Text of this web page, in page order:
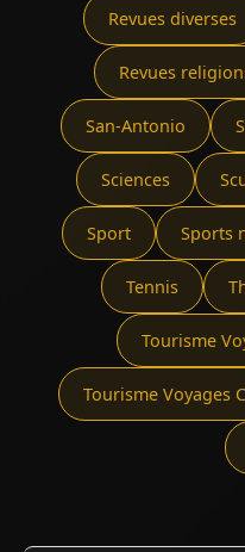
Revues diverses
Revues
San-Antonio
Sciences
Sport Sports
Tennis
Tourisme
Tourisme Voyages